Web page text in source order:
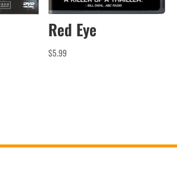
Red Eye
$5.99